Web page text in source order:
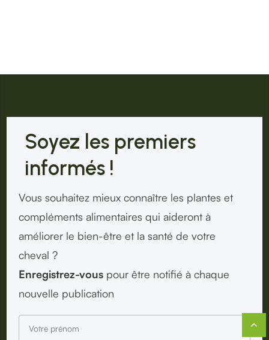
Soyez les premiers
informés !
Vous souhaitez mieux connaître les plantes et
compléments alimentaires qui aideront à
améliorer le bien-être et la santé de votre
cheval ?
Enregistrez-vous pour être notifié à chaque
nouvelle publication